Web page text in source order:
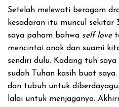
Setelah melewati beragam
kesadaran itu muncul sekitar
saya paham bahwa self love
mencintai anak dan suami
sendiri dulu. Kadang tuh
sudah Tuhan kasih buat
dan tubuh untuk
lalai untuk menjaganya.